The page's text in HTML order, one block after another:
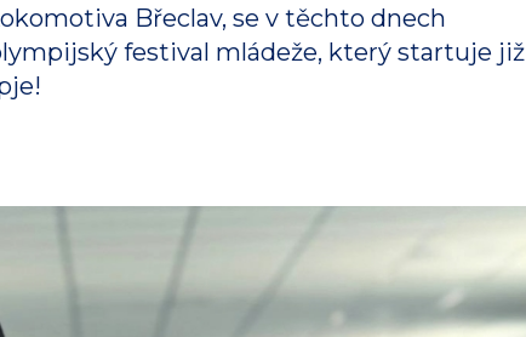
Břeclav, se v těchto dnech
festival mládeže, který startuje již